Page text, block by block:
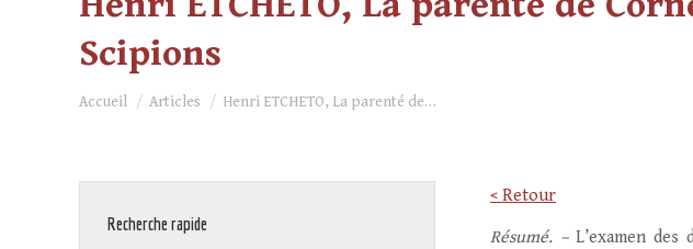
Scipions
Vous êtes ici :
Accueil Articles Henri ETCHETO, La parenté de…
< Retour
Résumé. –L’examen
Recherche rapide